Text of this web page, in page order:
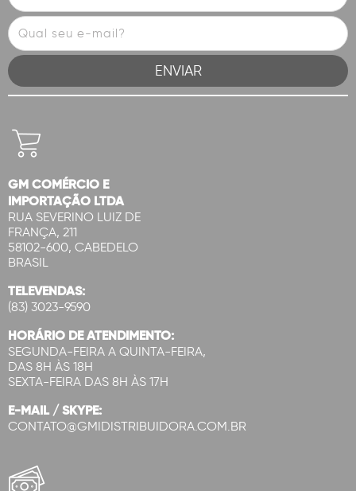
GM COMÉRCIO E
IMPORTAÇÃO LTDA
RUA SEVERINO LUIZ DE
FRANÇA, 211
58102-600, CABEDELO
BRASIL
TELEVENDAS:
(83) 3023-9590
HORÁRIO DE ATENDIMENTO:
SEGUNDA-FEIRA A QUINTA-FEIRA,
DAS 8H ÀS 18H
SEXTA-FEIRA DAS 8H ÀS 17H
E-MAIL / SKYPE:
CONTATO@GMIDISTRIBUIDORA.COM.BR